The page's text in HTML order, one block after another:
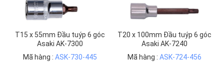
T15 x 55mm Đầu tuýp 6 góc
Asaki AK-7300
Mã hàng : ASK-730-445
T20 x 100mm Đầu tuýp 6 góc
Asaki AK-7240
Mã hàng : ASK-724-456